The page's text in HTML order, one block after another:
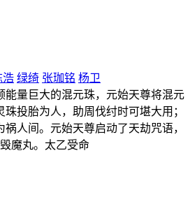
浩 绿绮 张珈铭 杨卫
量巨大的混元珠，元始天尊将混元
投胎为人，助周伐纣时可堪大用；
人间。元始天尊启动了天劫咒语，
魔丸。太乙受命